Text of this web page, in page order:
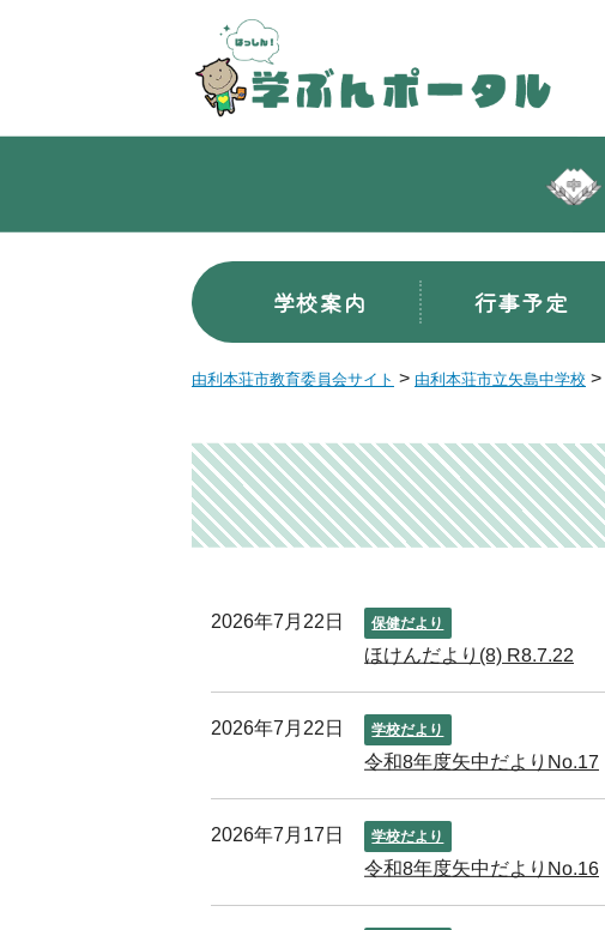
学校案内 行事予定
由利本荘市教育委員会サイト > 由利本荘市立矢島中学校 >
2026年7月22日 保健だより
ほけんだより(8) R8.7.22
2026年7月22日 学校だより
令和8年度矢中だよりNo.17
2026年7月17日 学校だより
令和8年度矢中だよりNo.16